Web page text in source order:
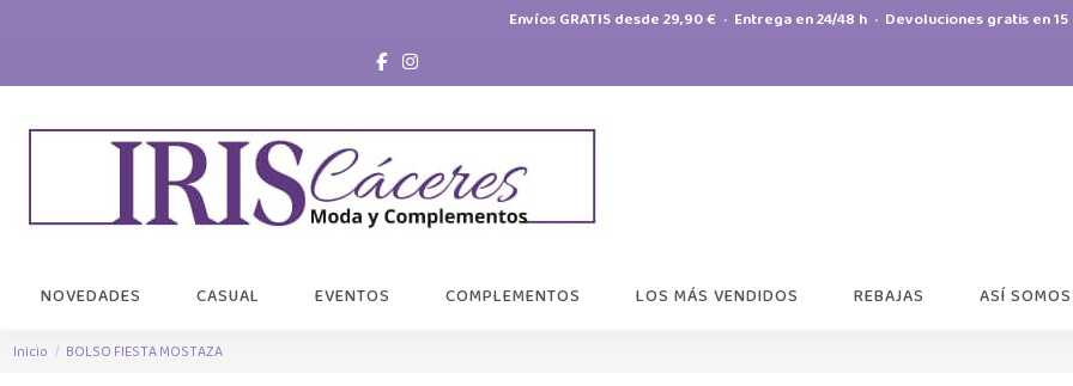
Envíos GRATIS desde 29,90 € · Entrega en 24/48 h · Devoluciones gratis en 15
NOVEDADES CASUAL EVENTOS COMPLEMENTOS LOS MÁS VENDIDOS REBAJAS ASÍ SOMOS
Inicio BOLSO FIESTA MOSTAZA